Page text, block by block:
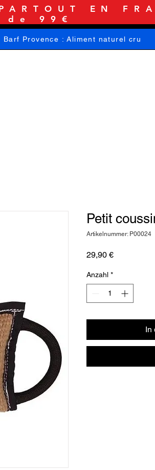
EN
de 99€
Barf Provence : Aliment naturel cru
Petit
Artikelnummer: P00024
29,90 €Preis
Anzahl *
In